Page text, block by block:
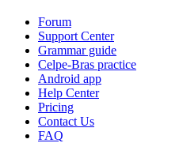
Forum
Support Center
Grammar guide
Celpe-Bras practice
Android app
Help Center
Pricing
Contact Us
FAQ